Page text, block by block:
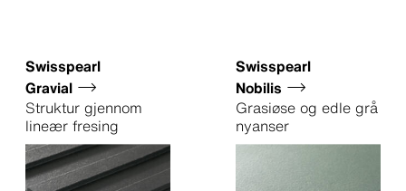
Swisspearl
Gravial
Struktur gjennom
lineær fresing
Swisspearl
Nobilis
Grasiøse og edle grå
nyanser